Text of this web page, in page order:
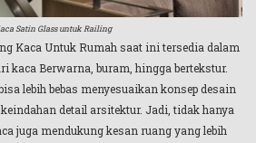
Satin Glass untuk Railing
Kaca Untuk Rumah saat ini tersedia dalam
kaca Berwarna, buram, hingga bertekstur.
lebih bebas menyesuaikan konsep desain
detail arsitektur. Jadi, tidak hanya
juga mendukung kesan ruang yang lebih